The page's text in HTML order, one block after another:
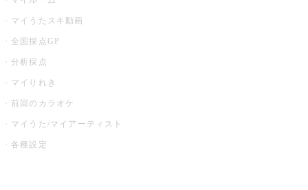
マイうたスキ動画
全国採点GP
分析採点
マイりれき
前回のカラオケ
マイうた/マイアーティスト
各種設定